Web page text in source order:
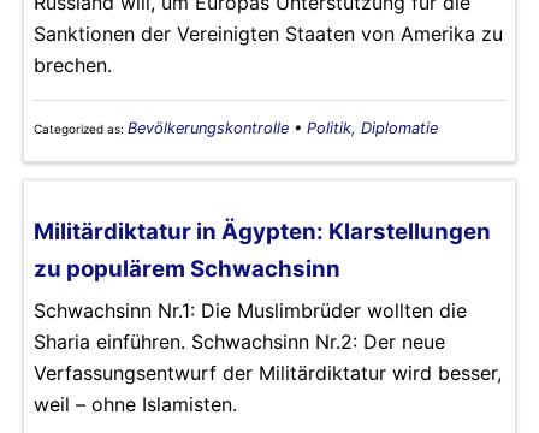
Sanktionen der Vereinigten Staaten von Amerika zu
brechen.
Categorized as: Bevölkerungskontrolle • Politik, Diplomatie
Militärdiktatur in Ägypten: Klarstellungen
zu populärem Schwachsinn
Schwachsinn Nr.1: Die Muslimbrüder wollten die
Sharia einführen. Schwachsinn Nr.2: Der neue
Verfassungsentwurf der Militärdiktatur wird besser,
weil – ohne Islamisten.